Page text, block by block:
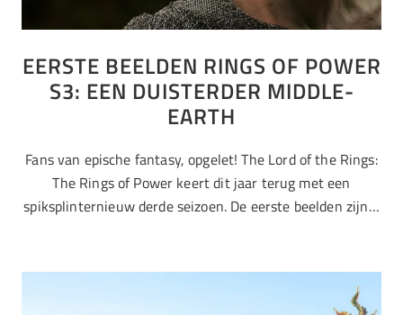
EERSTE BEELDEN RINGS OF POWER
S3: EEN DUISTERDER MIDDLE-
EARTH
Fans van epische fantasy, opgelet! The Lord of the Rings:
The Rings of Power keert dit jaar terug met een
spiksplinternieuw derde seizoen. De eerste beelden zijn…